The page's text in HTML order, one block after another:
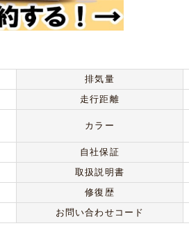
排気量
走行距離
カラー
自社保証
取扱説明書
修復歴
お問い合わせコード